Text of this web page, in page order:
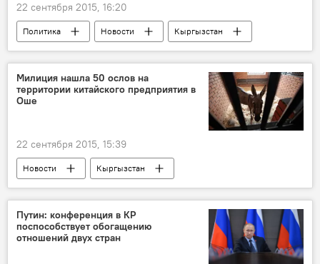
Парламентские выборы 2015 года
регламент
22 сентября 2015, 16:20
Политика Новости
Кыргызстан
Беларусь
Курманбек Бакиев
Марат Бакиев
Генеральная прокуратура
экстрадиция
Милиция нашла 50 ослов на
территории китайского предприятия в
Оше
22 сентября 2015, 15:39
Новости
Кыргызстан
Происшествия
"Ослиная" тема в Кыргызстане
Женишбек Аширбаев
УВД Ошской области
Путин: конференция в КР
поспособствует обогащению
отношений двух стран